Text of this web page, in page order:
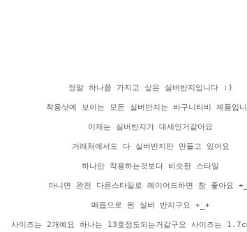
정말 하나쯤 가지고 싶은 실버반지입니다 :)
착용샷에 보이는 모든 실버반지는 바구니티비 제품입
이제는 실버반지가 대세인거같아요
거래처에서도 다 실버반지만 만들고 있어요
하나만 착용하는것보다 비슷한 스타일
아니면 완전 다른스타일로 레이어드하면 참 좋아요
매듭으로 된 실버 반지구요 +_+
사이즈는 2개예요 하나는 13호정도되는거같구요 사이즈는